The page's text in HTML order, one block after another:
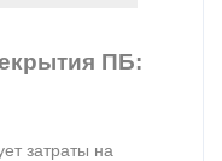
ПБ:
затраты на